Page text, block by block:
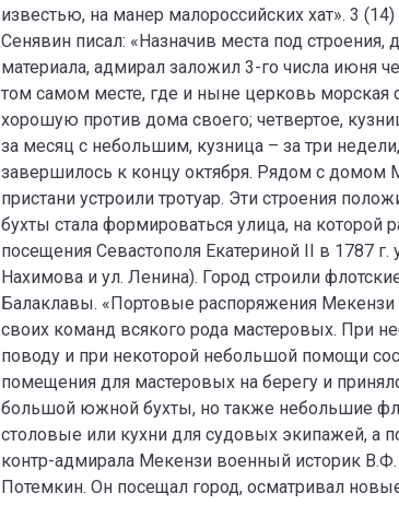
известью, на манер малороссийских хат». 3
Сенявин писал: «Назначив места под
материала, адмирал заложил 3-го числа июня
том самом месте, где и ныне церковь морская
хорошую против дома своего; четвертое,
за месяц с небольшим, кузница – за три
завершилось к концу октября. Рядом с домом
пристани устроили тротуар. Эти строения
бухты стала формироваться улица, на которой
посещения Севастополя Екатериной II в 1787
Нахимова и ул. Ленина). Город строили
Балаклавы. «Портовые распоряжения Мекензи
своих команд всякого рода мастеровых. При
поводу и при некоторой небольшой помощи
помещения для мастеровых на берегу и
большой южной бухты, но также небольшие
столовые или кухни для судовых экипажей, а
контр-адмирала Мекензи военный историк
Потемкин. Он посещал город, осматривал